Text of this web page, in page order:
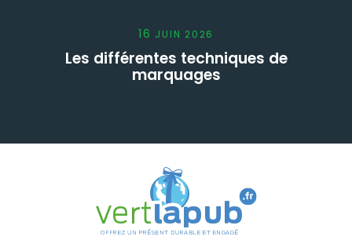
16 JUIN 2026
Les différentes techniques de
marquages